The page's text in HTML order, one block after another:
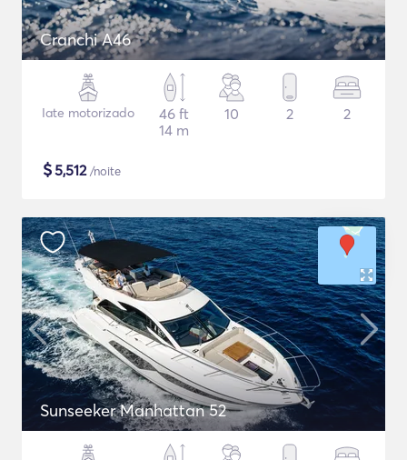
Cranchi A46
Iate motorizado
46 ft
14 m
10 2 2
$5,512/noite
Sunseeker Manhattan 52